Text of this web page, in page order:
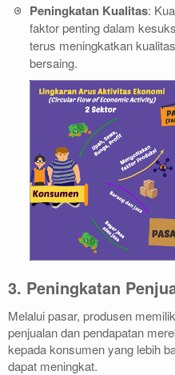
Peningkatan Kualitas:
faktor penting dalam
terus meningkatkan
bersaing.
3. Peningkatan
Melalui pasar, produsen
penjualan dan pendapatan
kepada konsumen yang lebih
dapat meningkat.